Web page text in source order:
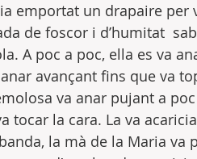
emportat un drapaire per
de foscor i d’humitat
A poc a poc, ella es va
avançant fins que va
va anar pujant a
tocar la cara. La va
la mà de la Maria va